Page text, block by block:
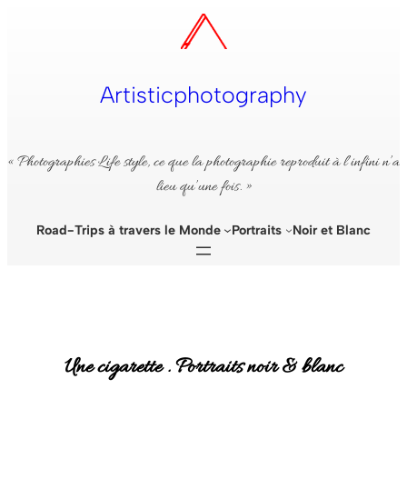
Artisticphotography
« Photographies Life style, ce que la photographie reproduit à l’infini n’a
lieu qu’une fois. »
Road-Trips à travers le Monde Portraits Noir et Blanc
Une cigarette . Portraits noir & blanc